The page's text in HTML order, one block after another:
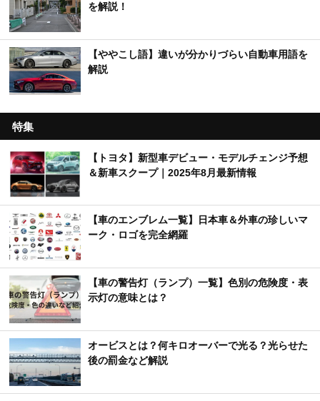
を解説！
【ややこし語】違いが分かりづらい自動車用語を
解説
特集
【トヨタ】新型車デビュー・モデルチェンジ予想
＆新車スクープ｜2025年8月最新情報
【車のエンブレム一覧】日本車＆外車の珍しいマ
ーク・ロゴを完全網羅
【車の警告灯（ランプ）一覧】色別の危険度・表
示灯の意味とは？
オービスとは？何キロオーバーで光る？光らせた
後の罰金など解説